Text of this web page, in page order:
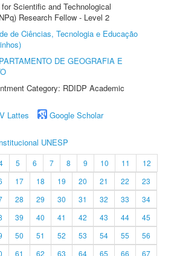
Scientific and Technological
Research Fellow - Level 2
de Ciências, Tecnologia e Educação
DE GEOGRAFIA E
Category: RDIDP Academic
Lattes
Google Scholar
UNESP
5 6 7 8 9 10 11
12
17 18 19 20 21 22
23
28 29 30 31 32 33
34
39 40 41 42 43 44
45
50 51 52 53 54 55
56
61 62 63 64 65 66
67